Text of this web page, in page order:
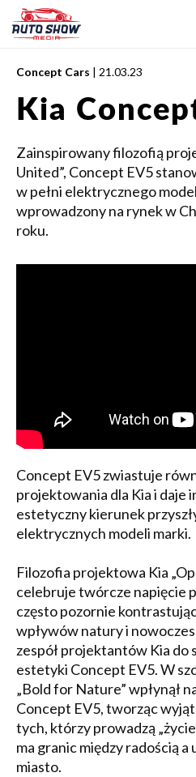
PREMIERY
SAMOCHODY
Supersamochody
Samochody Koncepcyjne
Tuning
Elektryczne
MOTORSPORT
Concept Cars | 21.03.23
Kia
Zainspirowany filozofią
United”, Concept EV5
w pełni elektrycznego
wprowadzony na rynek w
roku.
Concept EV5 zwiastuje
projektowania dla Kia i daje
estetyczny kierunek
elektrycznych modeli marki.
Filozofia projektowa Kia
celebruje twórcze napięcie
często pozornie
wpływów natury i
zespół projektantów Kia do
estetyki Concept EV5. W
„Bold for Nature” wpłynął
Concept EV5, tworząc
tych, którzy prowadzą
ma granic między radością a
miasto.